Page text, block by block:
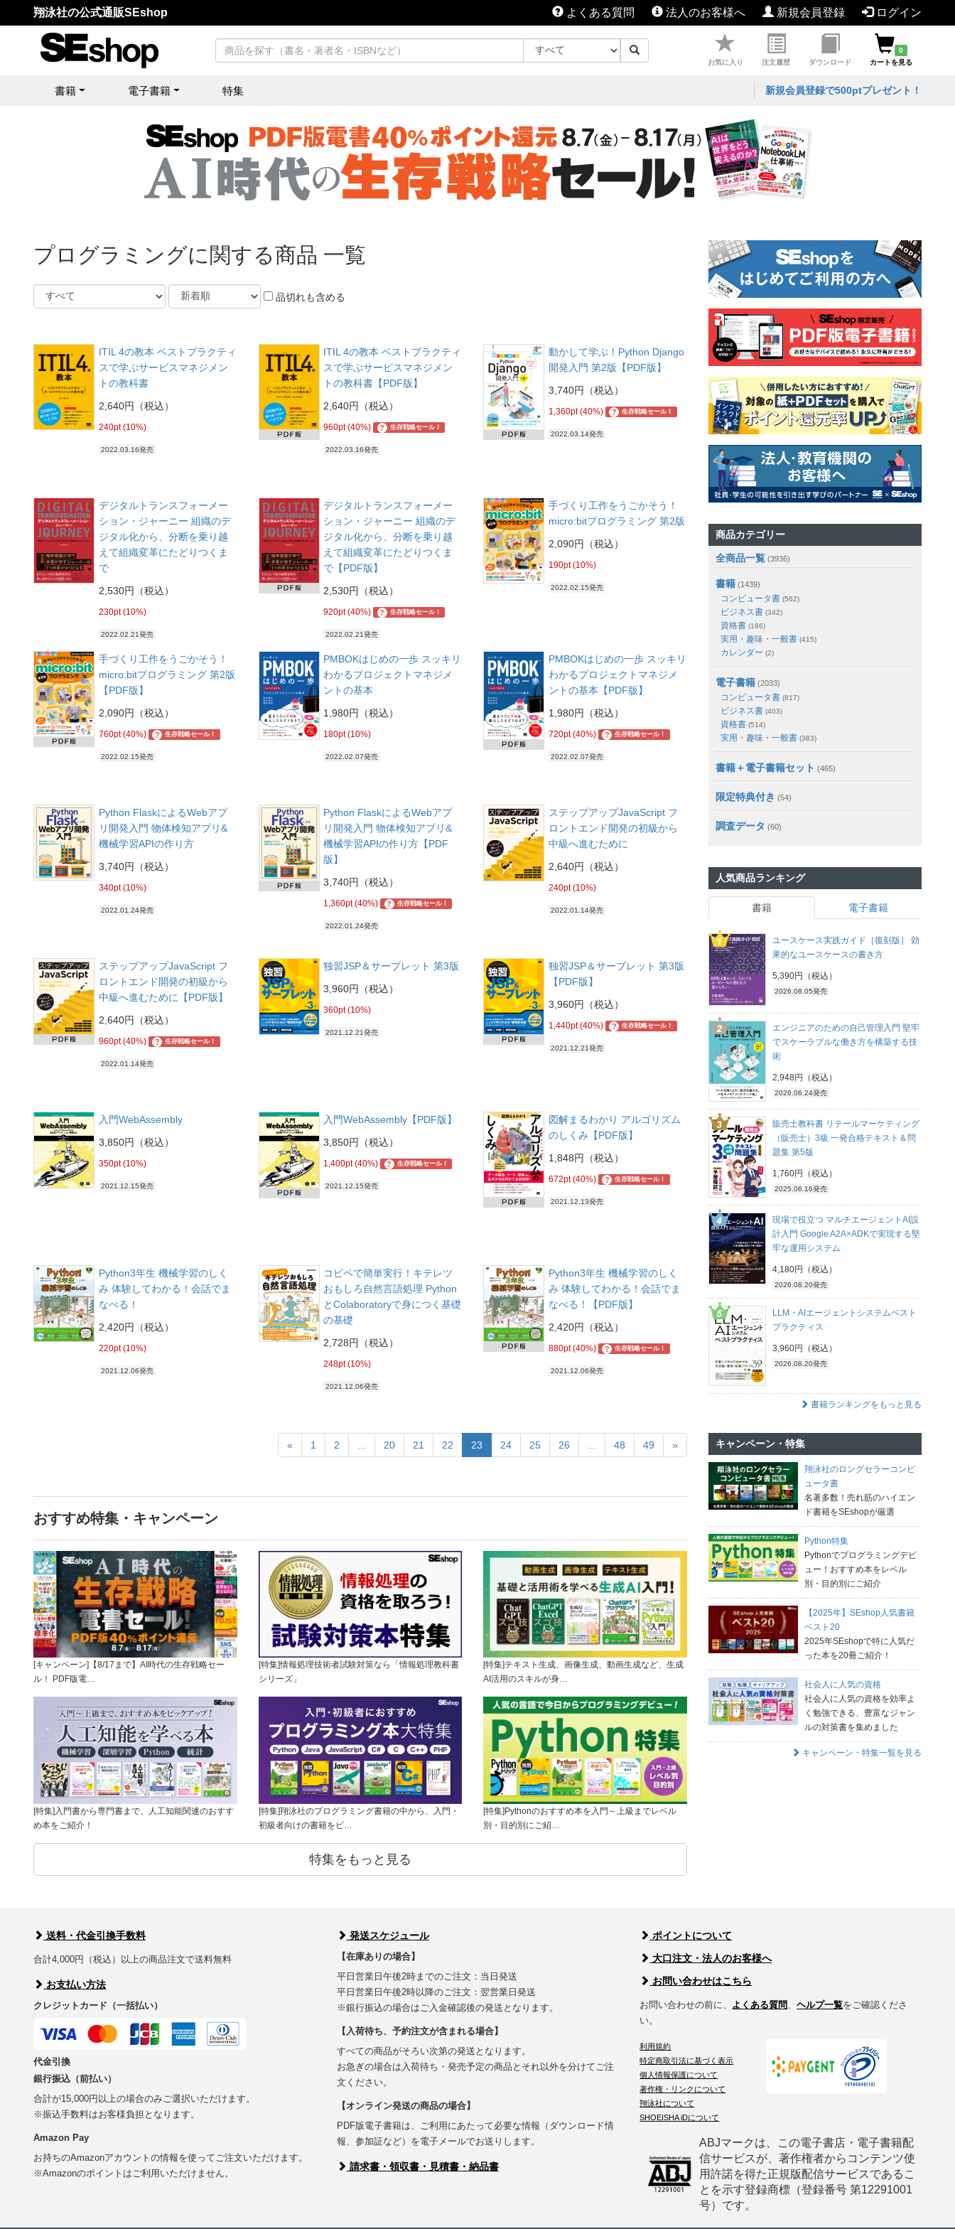
翔泳社の公式通販SEshop よくある質問 法人のお客様へ 新規会員登録 ログイン
お気に入り 注文履歴 ダウンロード
0
カートを見る
書籍 電子書籍 特集 新規会員登録で500ptプレゼント！
プログラミングに関する商品 一覧
品切れも含める
ITIL 4の教本 ベストプラクティ
スで学ぶサービスマネジメン
トの教科書
2,640円（税込）
240pt (10%)
2022.03.16発売
ITIL 4の教本 ベストプラクティ
スで学ぶサービスマネジメン
トの教科書【PDF版】
2,640円（税込）
960pt (40%) ? 生存戦略セール！
2022.03.16発売
動かして学ぶ！Python Django
開発入門 第2版【PDF版】
3,740円（税込）
1,360pt (40%) ? 生存戦略セール！
2022.03.14発売
デジタルトランスフォーメー
ション・ジャーニー 組織のデ
ジタル化から、分断を乗り越
えて組織変革にたどりつくま
で
2,530円（税込）
230pt (10%)
2022.02.21発売
デジタルトランスフォーメー
ション・ジャーニー 組織のデ
ジタル化から、分断を乗り越
えて組織変革にたどりつくま
で【PDF版】
2,530円（税込）
920pt (40%) ? 生存戦略セール！
2022.02.21発売
手づくり工作をうごかそう！
micro:bitプログラミング 第2版
2,090円（税込）
190pt (10%)
2022.02.15発売
手づくり工作をうごかそう！
micro:bitプログラミング 第2版
【PDF版】
2,090円（税込）
760pt (40%) ? 生存戦略セール！
2022.02.15発売
PMBOKはじめの一歩 スッキリ
わかるプロジェクトマネジメ
ントの基本
1,980円（税込）
180pt (10%)
2022.02.07発売
PMBOKはじめの一歩 スッキリ
わかるプロジェクトマネジメ
ントの基本【PDF版】
1,980円（税込）
720pt (40%) ? 生存戦略セール！
2022.02.07発売
Python FlaskによるWebアプ
リ開発入門 物体検知アプリ&
機械学習APIの作り方
3,740円（税込）
340pt (10%)
2022.01.24発売
Python FlaskによるWebアプ
リ開発入門 物体検知アプリ&
機械学習APIの作り方【PDF
版】
3,740円（税込）
1,360pt (40%) ? 生存戦略セール！
2022.01.24発売
ステップアップJavaScript フ
ロントエンド開発の初級から
中級へ進むために
2,640円（税込）
240pt (10%)
2022.01.14発売
ステップアップJavaScript フ
ロントエンド開発の初級から
中級へ進むために【PDF版】
2,640円（税込）
960pt (40%) ? 生存戦略セール！
2022.01.14発売
独習JSP＆サーブレット 第3版
3,960円（税込）
360pt (10%)
2021.12.21発売
独習JSP＆サーブレット 第3版
【PDF版】
3,960円（税込）
1,440pt (40%) ? 生存戦略セール！
2021.12.21発売
入門WebAssembly
3,850円（税込）
350pt (10%)
2021.12.15発売
入門WebAssembly【PDF版】
3,850円（税込）
1,400pt (40%) ? 生存戦略セール！
2021.12.15発売
図解まるわかり アルゴリズム
のしくみ【PDF版】
1,848円（税込）
672pt (40%) ? 生存戦略セール！
2021.12.13発売
Python3年生 機械学習のしく
み 体験してわかる！会話でま
なべる！
2,420円（税込）
220pt (10%)
2021.12.06発売
コピペで簡単実行！キテレツ
おもしろ自然言語処理 Python
とColaboratoryで身につく基礎
の基礎
2,728円（税込）
248pt (10%)
2021.12.06発売
Python3年生 機械学習のしく
み 体験してわかる！会話でま
なべる！【PDF版】
2,420円（税込）
880pt (40%) ? 生存戦略セール！
2021.12.06発売
« 1 2 20 21 22 23 24 25 26 48 49 »
おすすめ特集・キャンペーン
[キャンペーン]【8/17まで】AI時代の生存戦略セー
ル！ PDF版電…
[特集]情報処理技術者試験対策なら「情報処理教科書
シリーズ」
[特集]テキスト生成、画像生成、動画生成など、生成
AI活用のスキルが身…
[特集]入門書から専門書まで、人工知能関連のおすす
め本をご紹介！
[特集]翔泳社のプログラミング書籍の中から、入門・
初級者向けの書籍をピ…
[特集]Pythonのおすすめ本を入門～上級までレベル
別・目的別にご紹…
特集をもっと見る
商品カテゴリー
全商品一覧 (3936)
書籍 (1439)
コンピュータ書 (562)
ビジネス書 (342)
資格書 (186)
実用・趣味・一般書 (415)
カレンダー (2)
電子書籍 (2033)
コンピュータ書 (817)
ビジネス書 (403)
資格書 (514)
実用・趣味・一般書 (383)
書籍＋電子書籍セット (465)
限定特典付き (54)
調査データ (60)
人気商品ランキング
書籍 電子書籍
ユースケース実践ガイド［復刻版］ 効
果的なユースケースの書き方
5,390円（税込）
2026.08.05発売
エンジニアのための自己管理入門 堅牢
でスケーラブルな働き方を構築する技
術
2,948円（税込）
2026.06.24発売
販売士教科書 リテールマーケティング
（販売士）3級 一発合格テキスト＆問
題集 第5版
1,760円（税込）
2025.06.16発売
現場で役立つ マルチエージェントAI設
計入門 Google A2A×ADKで実現する堅
牢な運用システム
4,180円（税込）
2026.08.20発売
LLM・AIエージェントシステムベスト
プラクティス
3,960円（税込）
2026.08.20発売
書籍ランキングをもっと見る
キャンペーン・特集
翔泳社のロングセラーコンピ
ュータ書
名著多数！売れ筋のハイエン
ド書籍をSEshopが厳選
Python特集
Pythonでプログラミングデビ
ュー！おすすめ本をレベル
別・目的別にご紹介
【2025年】SEshop人気書籍
ベスト20
2025年SEshopで特に人気だ
った本を20冊ご紹介！
社会人に人気の資格
社会人に人気の資格を効率よ
く勉強できる、豊富なジャン
ルの対策書を集めました
キャンペーン・特集一覧を見る
送料・代金引換手数料
合計4,000円（税込）以上の商品注文で送料無料
お支払い方法
クレジットカード（一括払い）
代金引換
銀行振込（前払い）
合計が15,000円以上の場合のみご選択いただけます。
※振込手数料はお客様負担となります。
Amazon Pay
お持ちのAmazonアカウントの情報を使ってご注文いただけます。
※Amazonのポイントはご利用いただけません。
発送スケジュール
【在庫ありの場合】
平日営業日午後2時までのご注文：当日発送
平日営業日午後2時以降のご注文：翌営業日発送
※銀行振込の場合はご入金確認後の発送となります。
【入荷待ち、予約注文が含まれる場合】
すべての商品がそろい次第の発送となります。
お急ぎの場合は入荷待ち・発売予定の商品とそれ以外を分けてご注
文ください。
【オンライン発送の商品の場合】
PDF版電子書籍は、ご利用にあたって必要な情報（ダウンロード情
報、参加証など）を電子メールでお送りします。
請求書・領収書・見積書・納品書
ポイントについて
大口注文・法人のお客様へ
お問い合わせはこちら
お問い合わせの前に、 よくある質問 、ヘルプ一覧をご確認くださ
い。
利用規約
特定商取引法に基づく表示
個人情報保護について
著作権・リンクについて
翔泳社について
SHOEISHA iDについて
ABJマークは、この電子書店・電子書籍配
信サービスが、著作権者からコンテンツ使
用許諾を得た正規版配信サービスであるこ
とを示す登録商標（登録番号 第12291001
号）です。